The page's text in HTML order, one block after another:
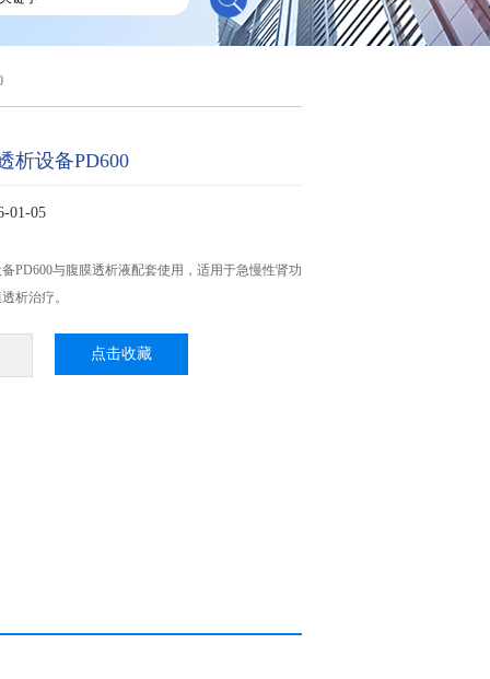
析设备PD600
01-05
PD600与腹膜透析液配套使用，适用于急慢性肾功
析治疗。
点击收藏